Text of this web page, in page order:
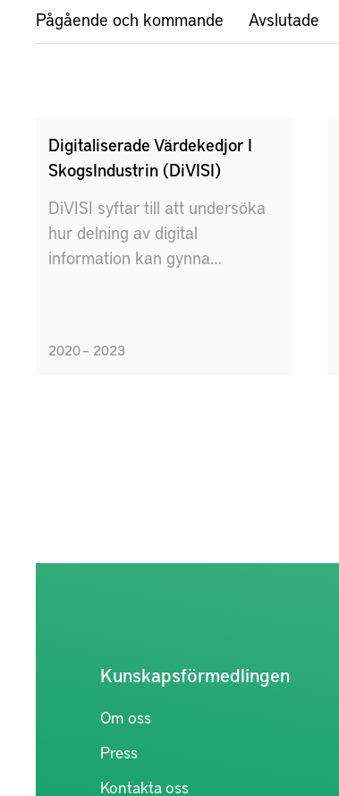
Pågående och kommande Avslutade
Digitaliserade Värdekedjor I
SkogsIndustrin (DiVISI)
DiVISI syftar till att undersöka
hur delning av digital
information kan gynna
2020 – 2023
Kunskapsförmedlingen
Om oss
Press
Kontakta oss